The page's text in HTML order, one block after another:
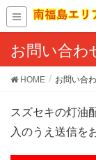
お問い合わ
HOME お問い合
スズセキの灯油
入のうえ送信を